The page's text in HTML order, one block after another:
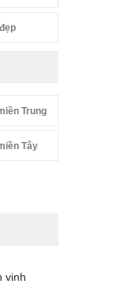
Trung
Tây
vinh